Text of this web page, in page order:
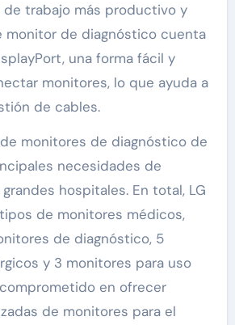
de trabajo más productivo y
monitor de diagnóstico cuenta
una forma fácil y
monitores, lo que ayuda a
de cables.
monitores de diagnóstico de
necesidades de
hospitales. En total, LG
de monitores médicos,
de diagnóstico, 5
y 3 monitores para uso
en ofrecer
de monitores para el